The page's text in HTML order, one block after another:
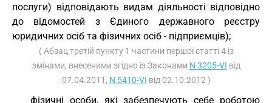
послуги) відповідають видам діяльності відповідно
до відомостей з Єдиного державного реєстру
юридичних осіб та фізичних осіб - підприємців);
( Абзац третій пункту 1 частини першої статті 4 із
змінами, внесеними згідно із Законами N 3205-VI від
07.04.2011, N 5410-VI від 02.10.2012 )
фізичні особи, які забезпечують себе роботою